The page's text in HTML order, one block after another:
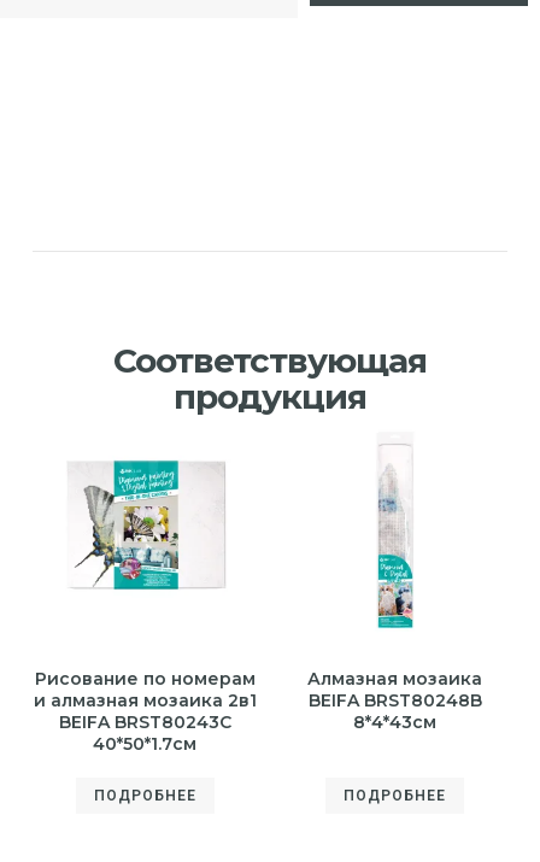
Соответствующая
продукция
Рисование по номерам
и алмазная мозаика 2в1
BEIFA BRST80243С
40*50*1.7см
ПОДРОБНЕЕ
Алмазная мозаика
BEIFA BRST80248B
8*4*43см
ПОДРОБНЕЕ